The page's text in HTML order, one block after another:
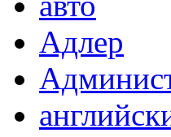
Адлер